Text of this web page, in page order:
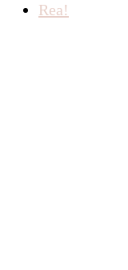
Rea!